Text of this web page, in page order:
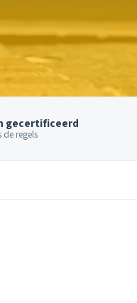
gecertificeerd
de regels